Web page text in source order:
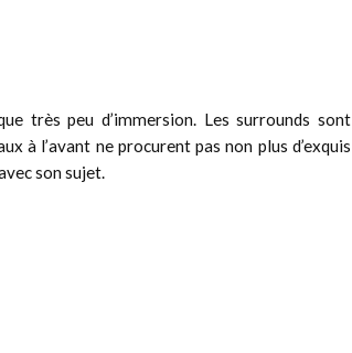
très peu d’immersion. Les surrounds sont
à l’avant ne procurent pas non plus d’exquis
son sujet.